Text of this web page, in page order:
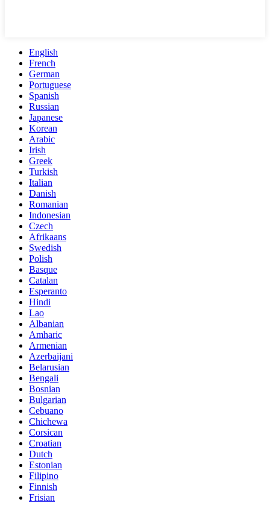
English
French
German
Portuguese
Spanish
Russian
Japanese
Korean
Arabic
Irish
Greek
Turkish
Italian
Danish
Romanian
Indonesian
Czech
Afrikaans
Swedish
Polish
Basque
Catalan
Esperanto
Hindi
Lao
Albanian
Amharic
Armenian
Azerbaijani
Belarusian
Bengali
Bosnian
Bulgarian
Cebuano
Chichewa
Corsican
Croatian
Dutch
Estonian
Filipino
Finnish
Frisian